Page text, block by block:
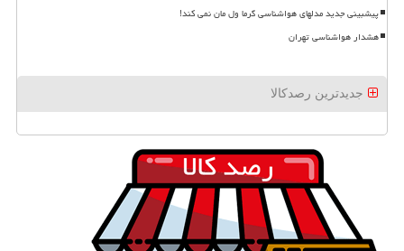
پیشبینی جدید مدلهای هواشناسی گرما ول مان نمی کند!
هشدار هواشناسی تهران
جدیدترین رصدکالا